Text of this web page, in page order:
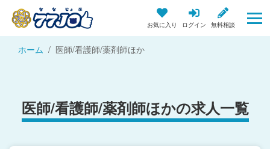
お気に入り ログイン 無料相談
ホーム 医師/看護師/薬剤師ほか
医師/看護師/薬剤師ほかの求人一覧